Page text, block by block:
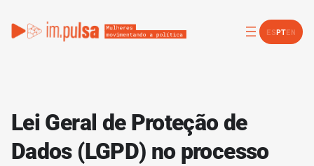
ESPTEN
Lei Geral de Proteção de
Dados (LGPD) no processo